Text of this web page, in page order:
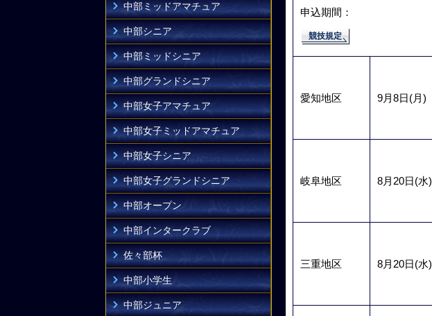
中部ミッドアマチュア
中部シニア
中部ミッドシニア
中部グランドシニア
中部女子アマチュア
中部女子ミッドアマチュア
中部女子シニア
中部女子グランドシニア
中部オープン
中部インタークラブ
佐々部杯
中部小学生
中部ジュニア
申込期間：
競技規定
愛知地区 9月8日(月)
岐阜地区 8月20日(水)
三重地区 8月20日(水)